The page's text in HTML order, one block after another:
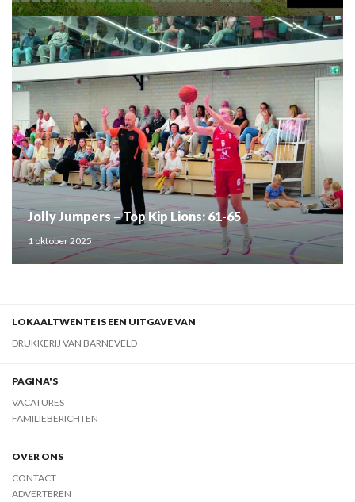
Jolly Jumpers – Top Kip Lions: 61-65
1 oktober 2025
LOKAALTWENTE IS EEN UITGAVE VAN
DRUKKERIJ VAN BARNEVELD
PAGINA'S
VACATURES
FAMILIEBERICHTEN
OVER ONS
CONTACT
ADVERTEREN